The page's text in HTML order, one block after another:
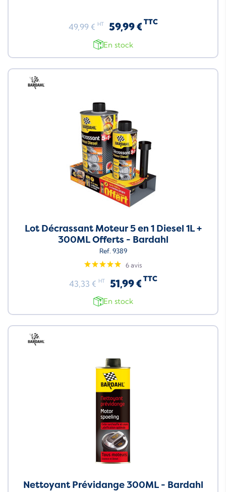
49,99 € HT 59,99 € TTC
En stock
Neuf
Lot Décrassant Moteur 5 en 1 Diesel 1L +
300ML Offerts - Bardahl
Ref. 9389
6 avis
43,33 € HT 51,99 € TTC
En stock
Neuf
Nettoyant Prévidange 300ML - Bardahl